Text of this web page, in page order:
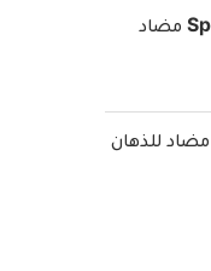
سبيراكويت Spiraquet مضاد